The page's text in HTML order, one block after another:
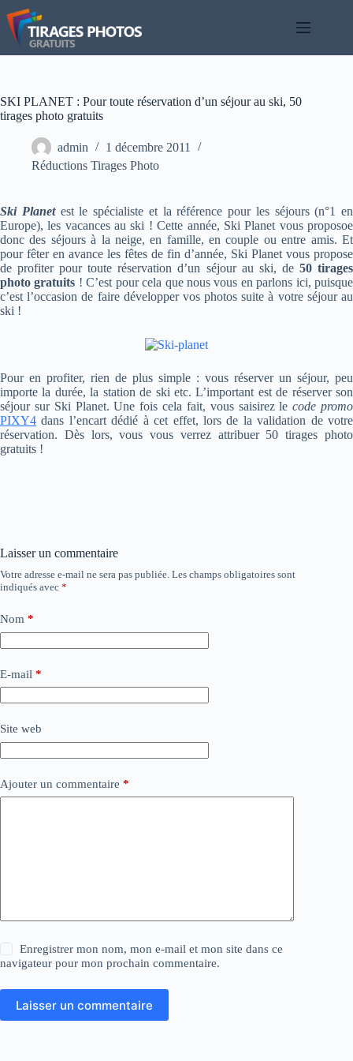
Passer
au
contenu
SKI PLANET : Pour toute réservation d’un séjour au ski, 50
tirages photo gratuits
admin
1 décembre 2011
Réductions Tirages Photo
Ski Planetest le spécialiste et la référence pour les séjours (n°1 en
Europe), les vacances au ski ! Cette année, Ski Planet vous proposoe
donc des séjours à la neige, en famille, en couple ou entre amis. Et
pour fêter en avance les fêtes de fin d’année, Ski Planet vous propose
de profiter pour toute réservation d’un séjour au ski, de 50 tirages
photo gratuits ! C’est pour cela que nous vous en parlons ici, puisque
c’est l’occasion de faire développer vos photos suite à votre séjour au
ski !
Pour en profiter, rien de plus simple : vous réserver un séjour, peu
importe la durée, la station de ski etc. L’important est de réserver son
séjour sur Ski Planet. Une fois cela fait, vous saisirez lecode promo
PIXY4 dans l’encart dédié à cet effet, lors de la validation de votre
réservation. Dès lors, vous vous verrez attribuer 50 tirages photo
gratuits !
Laisser un commentaire
Votre adresse e-mail ne sera pas publiée. Les champs obligatoires sont
indiqués avec *
Nom *
E-mail *
Site web
Ajouter un commentaire *
Enregistrer mon nom, mon e-mail et mon site dans ce
navigateur pour mon prochain commentaire.
Laisser un commentaire